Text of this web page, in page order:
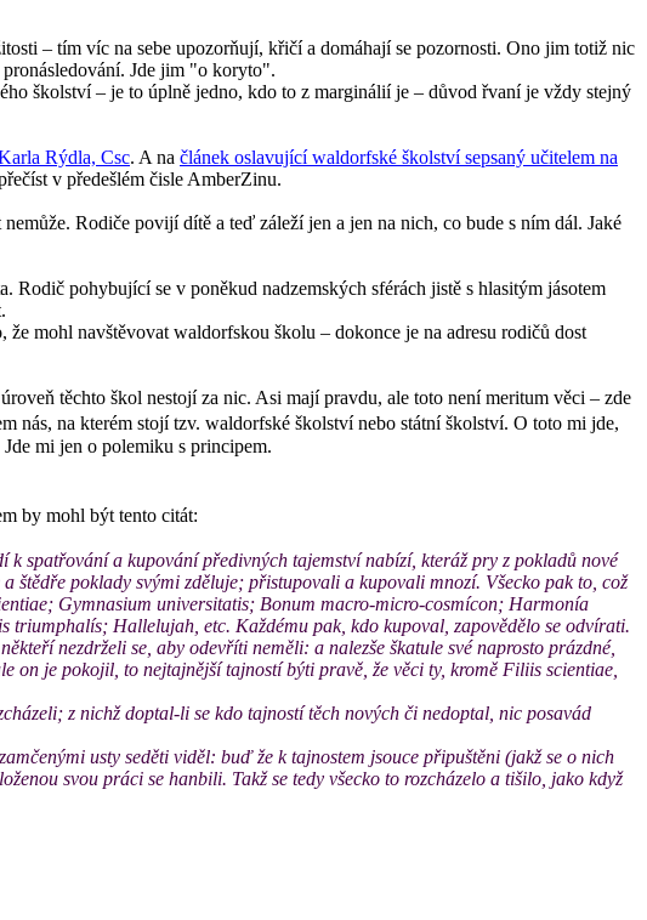
– tím víc na sebe upozorňují, křičí a domáhají se pozornosti. Ono jim totiž nic
pronásledování. Jde jim "o koryto".
školství – je to úplně jedno, kdo to z marginálií je – důvod řvaní je vždy stejný
Rýdla, Csc. A na článek oslavující waldorfské školství sepsaný učitelem na
v předešlém čisle AmberZinu.
Rodiče povijí dítě a teď záleží jen a jen na nich, co bude s ním dál. Jaké
Rodič pohybující se v poněkud nadzemských sférách jistě s hlasitým jásotem
mohl navštěvovat waldorfskou školu – dokonce je na adresu rodičů dost
těchto škol nestojí za nic. Asi mají pravdu, ale toto není meritum věci – zde
nás, na kterém stojí tzv. waldorfské školství nebo státní školství. O toto mi jde,
mi jen o polemiku s principem.
by mohl být tento citát:
spatřování a kupování předivných tajemství nabízí, kteráž pry z pokladů nové
štědře poklady svými zděluje; přistupovali a kupovali mnozí. Všecko pak to, což
Gymnasium universitatis; Bonum macro-micro-cosmícon; Harmonía
Hallelujah, etc. Každému pak, kdo kupoval, zapovědělo se odvírati.
nezdrželi se, aby odevříti neměli: a nalezše škatule své naprosto prázdné,
je pokojil, to nejtajnější tajností býti pravě, že věci ty, kromě Filiis scientiae,
z nichž doptal-li se kdo tajností těch nových či nedoptal, nic posavád
usty seděti viděl: buď že k tajnostem jsouce připuštěni (jakž se o nich
svou práci se hanbili. Takž se tedy všecko to rozcházelo a tišilo, jako když